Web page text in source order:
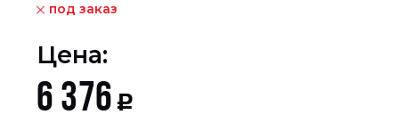
под заказ
Цена:
6 376 Р